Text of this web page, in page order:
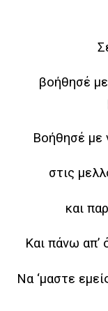
βοήθησέ
Βοήθησέ με
στις
και
Και πάνω απ’
Να ‘μαστε